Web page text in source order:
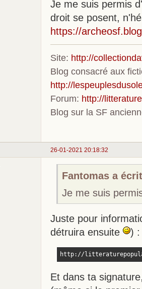
Je me suis permis
droit se posent,
https://
Site: http://
Blog consacré aux
http://
Forum: http://
Blog sur la SF
26-01-2021 20:18:32
Fantomas a
Je me suis
Juste pour
détruira ensuite
) :
http://
Et dans ta